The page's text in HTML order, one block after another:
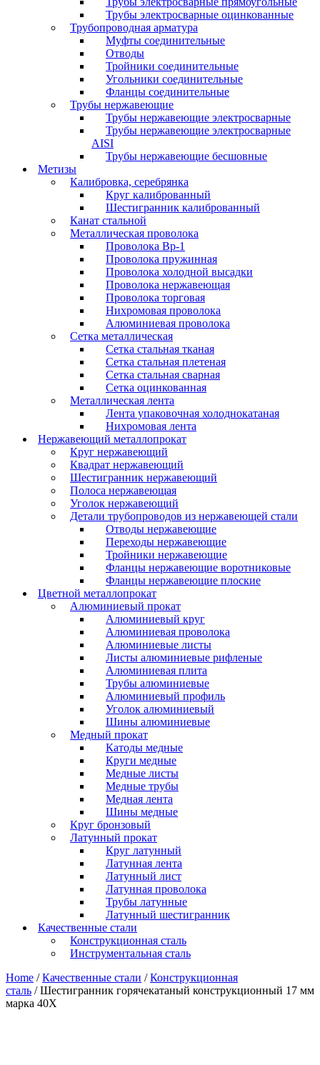
Трубы электросварные оцинкованные
Трубопроводная арматура
Муфты соединительные
Отводы
Тройники соединительные
Угольники соединительные
Фланцы соединительные
Трубы нержавеющие
Трубы нержавеющие электросварные
Трубы нержавеющие электросварные
AISI
Трубы нержавеющие бесшовные
Метизы
Калибровка, серебрянка
Круг калиброванный
Шестигранник калиброванный
Канат стальной
Металлическая проволока
Проволока Вр-1
Проволока пружинная
Проволока холодной высадки
Проволока нержавеющая
Проволока торговая
Нихромовая проволока
Алюминиевая проволока
Сетка металлическая
Сетка стальная тканая
Сетка стальная плетеная
Сетка стальная сварная
Сетка оцинкованная
Металлическая лента
Лента упаковочная холоднокатаная
Нихромовая лента
Нержавеющий металлопрокат
Круг нержавеющий
Квадрат нержавеющий
Шестигранник нержавеющий
Полоса нержавеющая
Уголок нержавеющий
Детали трубопроводов из нержавеющей стали
Отводы нержавеющие
Переходы нержавеющие
Тройники нержавеющие
Фланцы нержавеющие воротниковые
Фланцы нержавеющие плоские
Цветной металлопрокат
Алюминиевый прокат
Алюминиевый круг
Алюминиевая проволока
Алюминиевые листы
Листы алюминиевые рифленые
Алюминиевая плита
Трубы алюминиевые
Алюминиевый профиль
Уголок алюминиевый
Шины алюминиевые
Медный прокат
Катоды медные
Круги медные
Медные листы
Медные трубы
Медная лента
Шины медные
Круг бронзовый
Латунный прокат
Круг латунный
Латунная лента
Латунный лист
Латунная проволока
Трубы латунные
Латунный шестигранник
Качественные стали
Конструкционная сталь
Инструментальная сталь
Home /Качественные стали /Конструкционная
сталь / Шестигранник горячекатаный конструкционный 17 мм
марка 40Х